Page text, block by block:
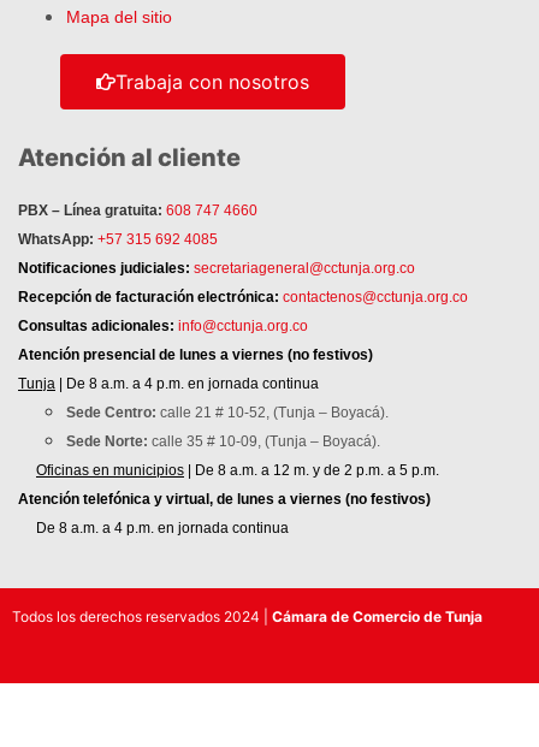
Mapa del sitio
Trabaja con nosotros
Atención al cliente
PBX – Línea gratuita: 608 747 4660
WhatsApp: +57 315 692 4085
Notificaciones judiciales: secretariageneral@cctunja.org.co
Recepción de facturación electrónica: contactenos@cctunja.org.co
Consultas adicionales: info@cctunja.org.co
Atención presencial de lunes a viernes (no festivos)
Tunja | De 8 a.m. a 4 p.m. en jornada continua
Sede Centro: calle 21 # 10-52, (Tunja – Boyacá).
Sede Norte: calle 35 # 10-09, (Tunja – Boyacá).
Oficinas en municipios | De 8 a.m. a 12 m. y de 2 p.m. a 5 p.m.
Atención telefónica y virtual, de lunes a viernes (no festivos)
De 8 a.m. a 4 p.m. en jornada continua
Todos los derechos reservados 2024 | Cámara de Comercio de Tunja